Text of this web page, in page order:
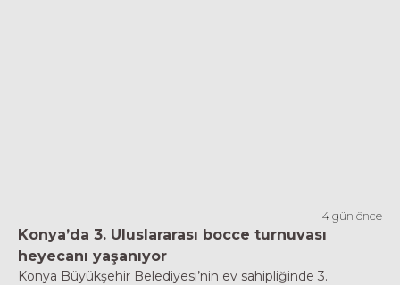
4 gün önce
Konya’da 3. Uluslararası bocce turnuvası
heyecanı yaşanıyor
Konya Büyükşehir Belediyesi’nin ev sahipliğinde 3.